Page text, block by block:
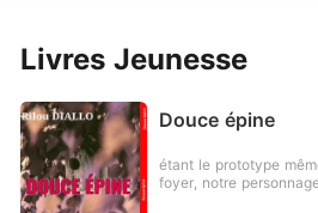
Livres Jeunesse
Douce épine
étant le prototype
foyer, notre